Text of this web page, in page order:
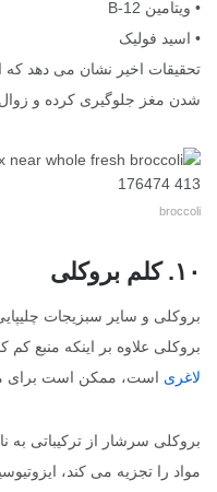
• ویتامین B-12
• اسید فولیک
تحقیقات اخیر نشان می دهد
شدن مغز جلوگیری کرده و زوال
broccoli
۱۰. کلم بروکلی
بروکلی و سایر سبزیجات
بروکلی علاوه بر اینکه منبع
لاغری است، ممکن است برای
بروکلی سرشار از ترکیباتی به
مواد را تجزیه می کند،